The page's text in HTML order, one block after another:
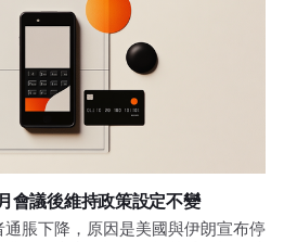
會議後維持政策設定不變
脹下降，原因是美國與伊朗宣布停